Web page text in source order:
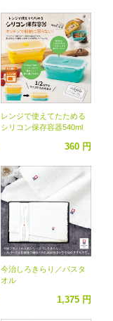
レンジで使えてたためる
シリコン保存容器540ml
360 円
今治しろきらり／バスタ
オル
1,375 円